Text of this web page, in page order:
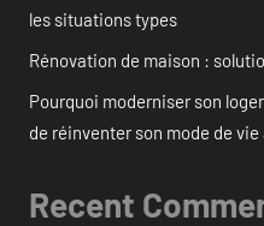
les situations types
Rénovation de maison :
Pourquoi moderniser son
de réinventer son mode de
Recent